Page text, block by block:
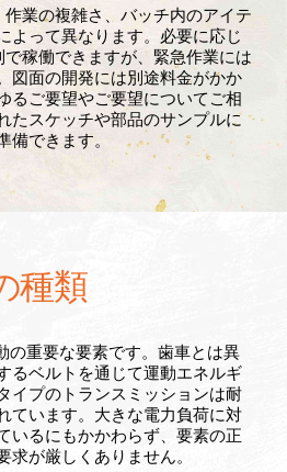
業の複雑さ、バッチ内のアイテ
よって異なります。必要に応じ
稼働できますが、緊急作業には
図面の開発には別途料金がかか
るご要望やご要望についてご相
たスケッチや部品のサンプルに
できます。
種類
の重要な要素です。歯車とは異
るベルトを通じて運動エネルギ
イプのトランスミッションは耐
ています。大きな電力負荷に対
いるにもかかわらず、要素の正
が厳しくありません。